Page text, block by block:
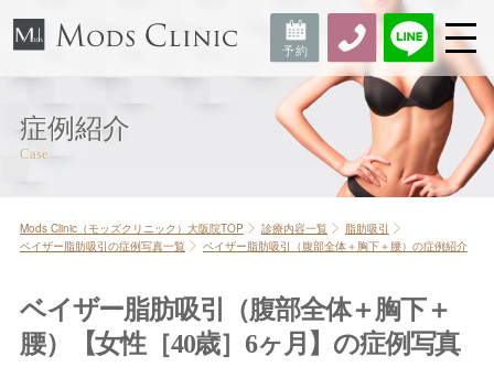
症例紹介
Mods Clinic（モッズクリニック）大阪院TOP 診療内容一覧
脂肪吸引
ベイザー脂肪吸引の症例写真一覧
ベイザー脂肪吸引（腹部全体＋胸下＋腰）の症例紹介
ベイザー脂肪吸引（腹部全体＋胸下＋
腰）【女性［40歳］6ヶ月】の症例写真